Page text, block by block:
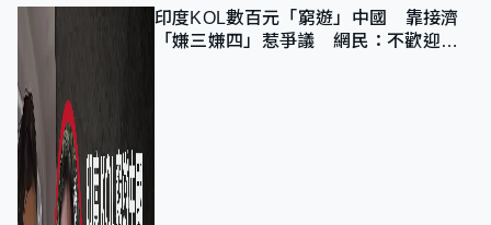
印度KOL數百元「窮遊」中國 靠接濟
「嫌三嫌四」惹爭議 網民：不歡迎劣